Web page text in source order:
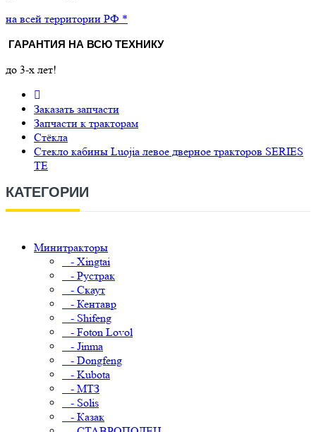
на всей территории РФ *
ГАРАНТИЯ НА ВСЮ ТЕХНИКУ
до 3-х лет!
Заказать запчасти
Запчасти к тракторам
Стёкла
Стекло кабины Luojia левое дверное тракторов SERIES
TE
КАТЕГОРИИ
Минитракторы
- Xingtai
- Рустрак
- Скаут
- Кентавр
- Shifeng
- Foton Lovol
- Jinma
- Dongfeng
- Kubota
- МТЗ
- Solis
- Казак